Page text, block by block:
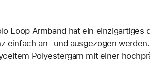
Loop Armband hat ein einzig­artiges
einfach an‑ und ausge­zogen
Polyester­garn mit einer